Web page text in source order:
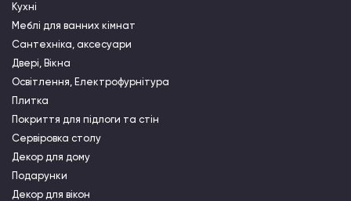
Кухні
Меблі для ванних кімнат
Сантехніка, аксесуари
Двері, Вікна
Освітлення, Електрофурнітура
Плитка
Покриття для підлоги та стін
Сервіровка столу
Декор для дому
Подарунки
Декор для вікон